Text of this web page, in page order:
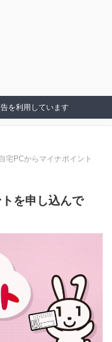
を利用しています
自宅PCからマイナポイント
を申し込んで